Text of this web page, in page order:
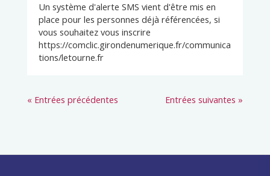
Un système d'alerte SMS vient d'être mis en
place pour les personnes déjà référencées, si
vous souhaitez vous inscrire
https://comclic.girondenumerique.fr/communica
tions/letourne.fr
« Entrées précédentes Entrées suivantes »